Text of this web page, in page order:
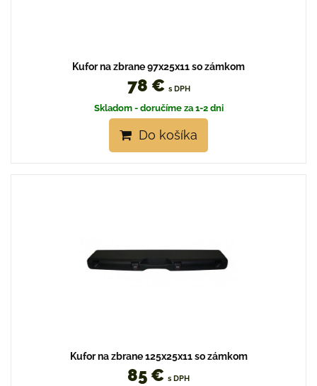
Kufor na zbrane 97x25x11 so zámkom
78 € s DPH
Skladom - doručíme za 1-2 dni
Do košíka
Kufor na zbrane 125x25x11 so zámkom
85 € s DPH